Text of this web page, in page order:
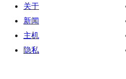
关于
新闻
主机
隐私